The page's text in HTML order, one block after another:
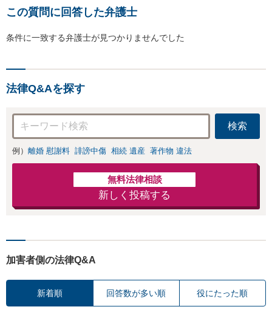
この質問に回答した弁護士
条件に一致する弁護士が見つかりませんでした
法律Q&Aを探す
検索
例） 離婚 慰謝料 誹謗中傷 相続 遺産 著作物 違法
無料法律相談
新しく投稿する
加害者側の法律Q&A
新着順 回答数が多い順 役にたった順